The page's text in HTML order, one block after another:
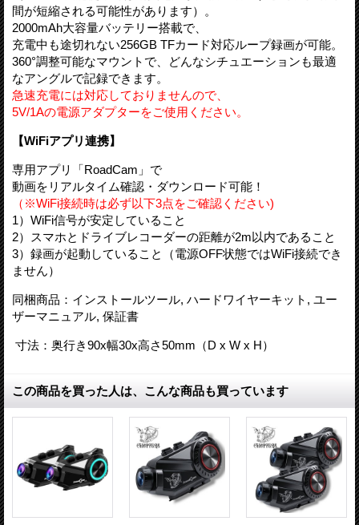
間が短縮される可能性があります）。
2000mAh大容量バッテリー搭載で、
充電中も途切れない256GB TFカード対応ループ録画が可能。
360°調整可能なマウントで、どんなシチュエーションも最適
なアングルで記録できます。
急速充電には対応しておりませんので、
5V/1Aの電源アダプターをご使用ください。
【WiFiアプリ連携】
専用アプリ「RoadCam」で
動画をリアルタイム確認・ダウンロード可能！
（※WiFi接続時は必ず以下3点をご確認ください)
1）WiFi信号が安定していること
2）スマホとドライブレコーダーの距離が2m以内であること
3）録画が起動していること（電源OFF状態ではWiFi接続でき
ません）
同梱商品： インストールツール, ハードワイヤーキット, ユー
ザーマニュアル, 保証書
寸法： 奥行き90x幅30x高さ50mm（D x W x H）
この商品を買った人は、こんな商品も買っています